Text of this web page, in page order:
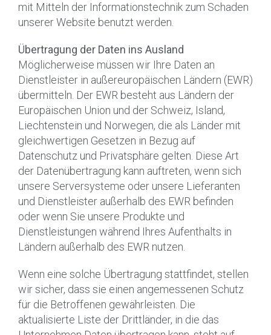
mit Mitteln der Informationstechnik zum Schaden
unserer Website benutzt werden.
Übertragung der Daten ins Ausland
Möglicherweise müssen wir Ihre Daten an
Dienstleister in außereuropäischen Ländern (EWR)
übermitteln. Der EWR besteht aus Ländern der
Europäischen Union und der Schweiz, Island,
Liechtenstein und Norwegen, die als Länder mit
gleichwertigen Gesetzen in Bezug auf
Datenschutz und Privatsphäre gelten. Diese Art
der Datenübertragung kann auftreten, wenn sich
unsere Serversysteme oder unsere Lieferanten
und Dienstleister außerhalb des EWR befinden
oder wenn Sie unsere Produkte und
Dienstleistungen während Ihres Aufenthalts in
Ländern außerhalb des EWR nutzen.
Wenn eine solche Übertragung stattfindet, stellen
wir sicher, dass sie einen angemessenen Schutz
für die Betroffenen gewährleisten. Die
aktualisierte Liste der Drittländer, in die das